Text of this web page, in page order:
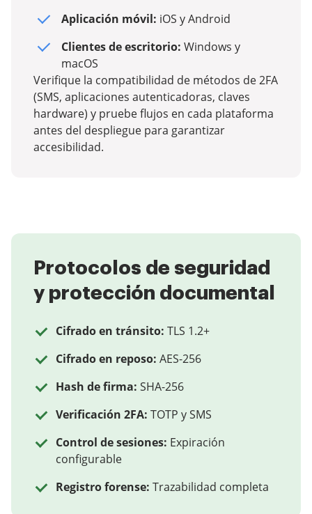
Aplicación móvil: iOS y Android
Clientes de escritorio: Windows y
macOS
Verifique la compatibilidad de métodos de 2FA
(SMS, aplicaciones autenticadoras, claves
hardware) y pruebe flujos en cada plataforma
antes del despliegue para garantizar
accesibilidad.
Protocolos de seguridad
y protección documental
Cifrado en tránsito: TLS 1.2+
Cifrado en reposo: AES-256
Hash de firma: SHA-256
Verificación 2FA: TOTP y SMS
Control de sesiones: Expiración
configurable
Registro forense: Trazabilidad completa